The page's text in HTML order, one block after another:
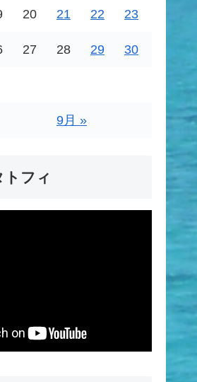
20 21 22 23
27 28 29 30
9月 »
トフィ